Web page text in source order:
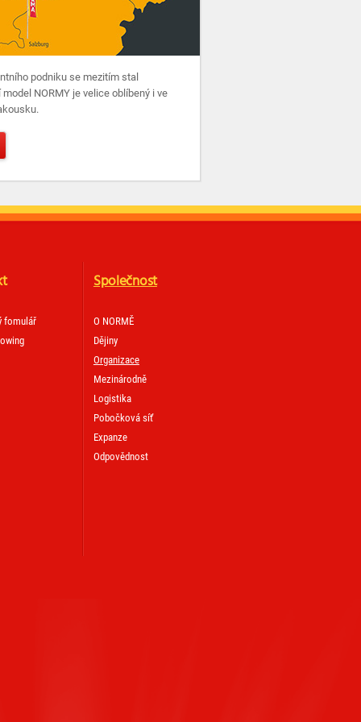
podniku se mezitím stal
NORMY je velice oblíbený i ve
fomulář
Společnost
O NORMĚ
Dějiny
Organizace
Mezinárodně
Logistika
Pobočková síť
Expanze
Odpovědnost